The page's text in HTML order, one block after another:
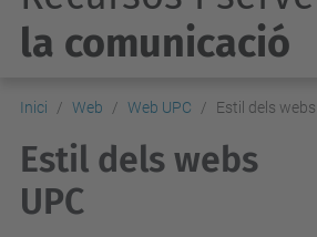
la comunicació
Inici Web Web UPC Estil dels webs
Estil dels webs
UPC